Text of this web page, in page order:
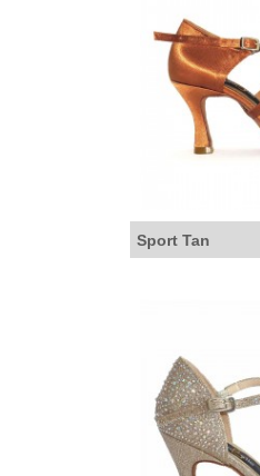
Sport Tan